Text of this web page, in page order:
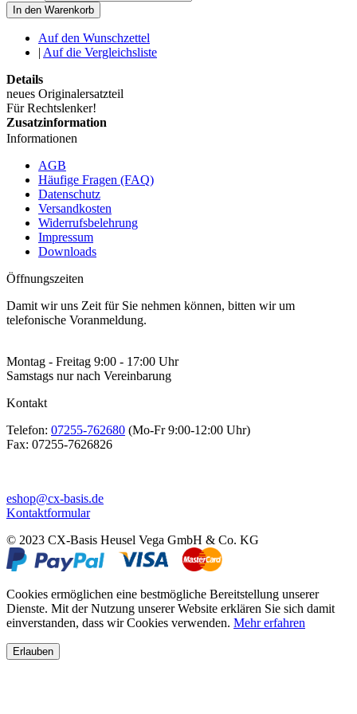
In den Warenkorb
Auf den Wunschzettel
| Auf die Vergleichsliste
Details
neues Originalersatzteil
Für Rechtslenker!
Zusatzinformation
Informationen
AGB
Häufige Fragen (FAQ)
Datenschutz
Versandkosten
Widerrufsbelehrung
Impressum
Downloads
Öffnungszeiten
Damit wir uns Zeit für Sie nehmen können, bitten wir um
telefonische Voranmeldung.
Montag - Freitag 9:00 - 17:00 Uhr
Samstags nur nach Vereinbarung
Kontakt
Telefon: 07255-762680 (Mo-Fr 9:00-12:00 Uhr)
Fax: 07255-7626826
eshop@cx-basis.de
Kontaktformular
© 2023 CX-Basis Heusel Vega GmbH & Co. KG
Cookies ermöglichen eine bestmögliche Bereitstellung unserer
Dienste. Mit der Nutzung unserer Website erklären Sie sich damit
einverstanden, dass wir Cookies verwenden. Mehr erfahren
Erlauben